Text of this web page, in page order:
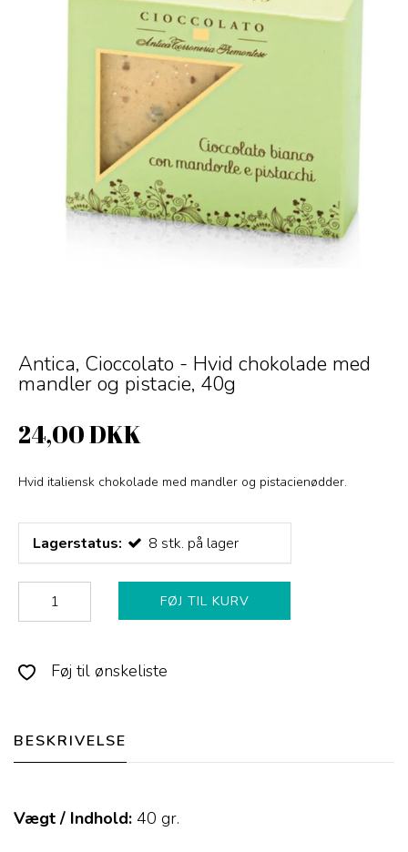
Antica, Cioccolato - Hvid chokolade med
mandler og pistacie, 40g
24,00 DKK
Hvid italiensk chokolade med mandler og pistacienødder.
Lagerstatus: 8 stk. på lager
FØJ TIL KURV
Føj til ønskeliste
BESKRIVELSE
Vægt / Indhold: 40 gr.